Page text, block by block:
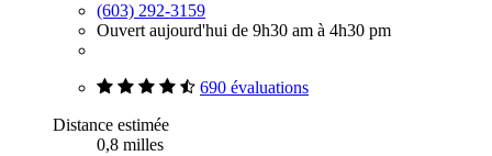
(603) 292-3159
Ouvert aujourd'hui de 9h30 am à 4h30 pm
690 évaluations
Distance estimée
0,8 milles